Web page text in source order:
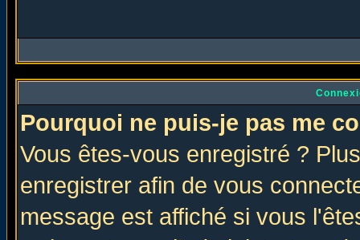
Pourquoi ne puis-je pas me
Vous êtes-vous enregistré ?
enregistrer afin de vous
message est affiché si vous